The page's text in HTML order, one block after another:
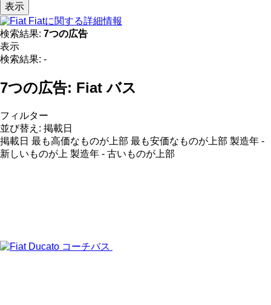
表示
Fiatに関する詳細情報
検索結果: 7つの広告
表示
検索結果: -
7つの広告: Fiat バス
フィルター
並び替え : 掲載日
掲載日 最も高価なものが上部 最も安価なものが上部 製造年 -
新しいものが上 製造年 - 古いものが上部